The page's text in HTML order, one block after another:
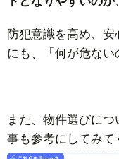
防犯意識を高め、
にも、「何が危ない
また、物件選びに
事も参考にしてみて